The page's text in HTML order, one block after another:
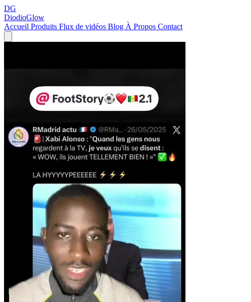
DG
DiodioGlow
Accueil Produits Flux de vidéos Blog À Propos Contact